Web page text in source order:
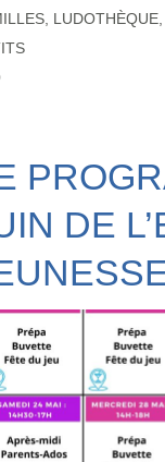
, LUDOTHÈQUE,
DE